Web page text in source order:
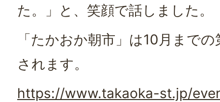
た。」と、笑顔で話しました。
「たかおか朝市」は10月まで
されます。
https://www.takaoka-st.jp/